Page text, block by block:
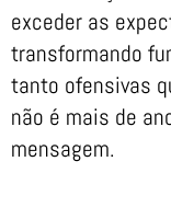
exceder as
transformando
tanto ofensivas
não é mais de
mensagem.